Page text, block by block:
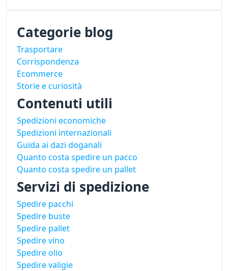
Categorie blog
Trasportare
Corrispondenza
Ecommerce
Storie e curiosità
Contenuti utili
Spedizioni economiche
Spedizioni internazionali
Guida ai dazi doganali
Quanto costa spedire un pacco
Quanto costa spedire un pallet
Servizi di spedizione
Spedire pacchi
Spedire buste
Spedire pallet
Spedire vino
Spedire olio
Spedire valigie